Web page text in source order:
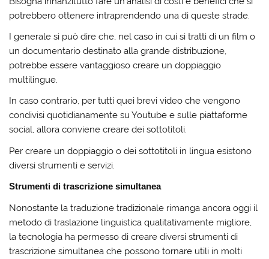
potrebbero ottenere intraprendendo una di queste strade.
I generale si può dire che, nel caso in cui si tratti di un film o
un documentario destinato alla grande distribuzione,
potrebbe essere vantaggioso creare un doppiaggio
multilingue.
In caso contrario, per tutti quei brevi video che vengono
condivisi quotidianamente su Youtube e sulle piattaforme
social, allora conviene creare dei sottotitoli.
Per creare un doppiaggio o dei sottotitoli in lingua esistono
diversi strumenti e servizi.
Strumenti di trascrizione simultanea
Nonostante la traduzione tradizionale rimanga ancora oggi il
metodo di traslazione linguistica qualitativamente migliore,
la tecnologia ha permesso di creare diversi strumenti di
trascrizione simultanea che possono tornare utili in molti